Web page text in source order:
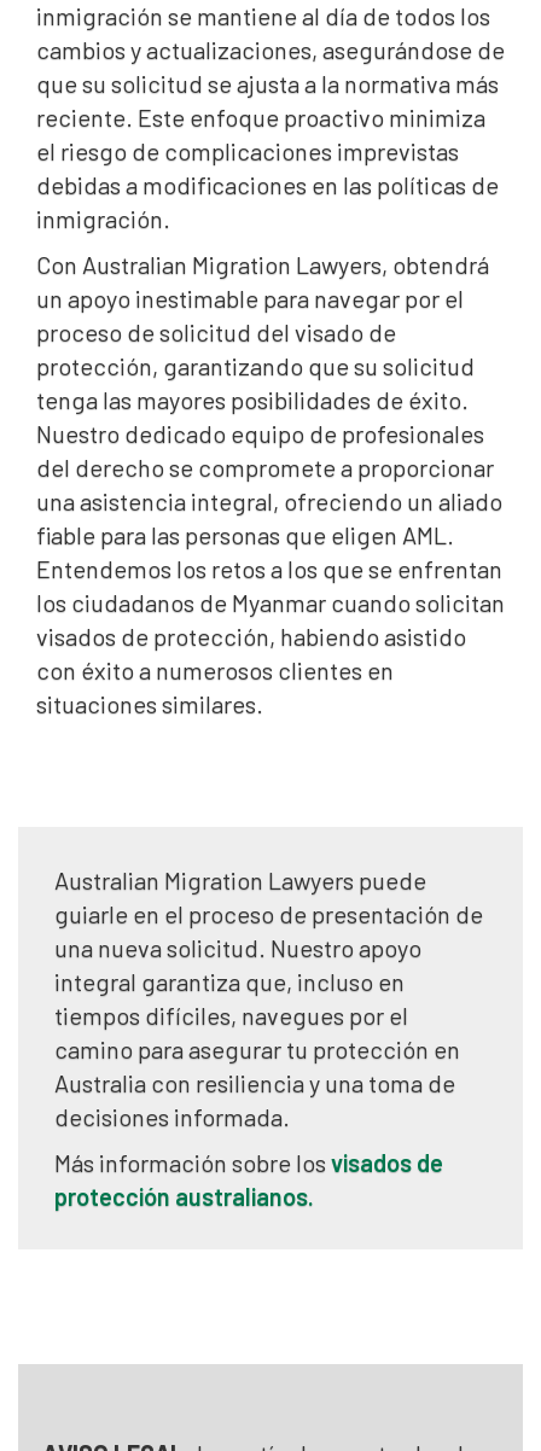
inmigración se mantiene al día de todos los
cambios y actualizaciones, asegurándose de
que su solicitud se ajusta a la normativa más
reciente. Este enfoque proactivo minimiza
el riesgo de complicaciones imprevistas
debidas a modificaciones en las políticas de
inmigración.
Con Australian Migration Lawyers, obtendrá
un apoyo inestimable para navegar por el
proceso de solicitud del visado de
protección, garantizando que su solicitud
tenga las mayores posibilidades de éxito.
Nuestro dedicado equipo de profesionales
del derecho se compromete a proporcionar
una asistencia integral, ofreciendo un aliado
fiable para las personas que eligen AML.
Entendemos los retos a los que se enfrentan
los ciudadanos de Myanmar cuando solicitan
visados de protección, habiendo asistido
con éxito a numerosos clientes en
situaciones similares.
Australian Migration Lawyers puede
guiarle en el proceso de presentación de
una nueva solicitud. Nuestro apoyo
integral garantiza que, incluso en
tiempos difíciles, navegues por el
camino para asegurar tu protección en
Australia con resiliencia y una toma de
decisiones informada.
Más información sobre los visados de
protección australianos.